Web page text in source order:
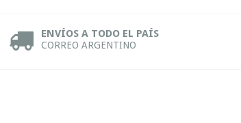
ENVÍOS A TODO EL PAÍS
CORREO ARGENTINO